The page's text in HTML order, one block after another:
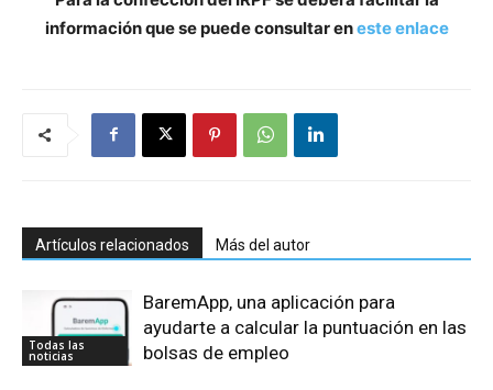
información que se puede consultar eneste enlace
Artículos relacionados Más del autor
Todas las
noticias
BaremApp, una aplicación para
ayudarte a calcular la puntuación en las
bolsas de empleo